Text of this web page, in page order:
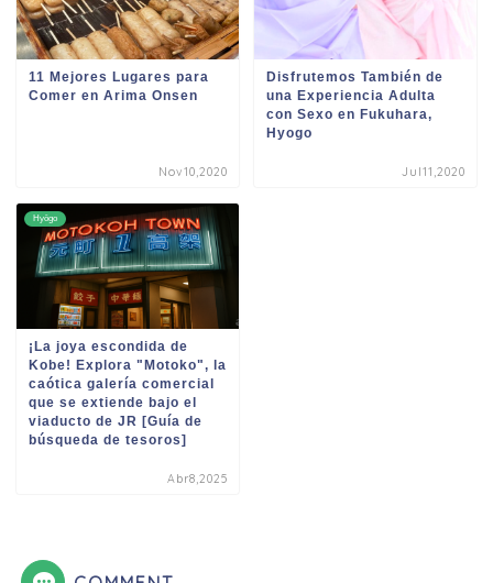
11 Mejores Lugares para
Comer en Arima Onsen
Nov10,2020
Disfrutemos También de
una Experiencia Adulta
con Sexo en Fukuhara,
Hyogo
Jul11,2020
Hyōgo
¡La joya escondida de
Kobe! Explora "Motoko", la
caótica galería comercial
que se extiende bajo el
viaducto de JR [Guía de
búsqueda de tesoros]
Abr8,2025